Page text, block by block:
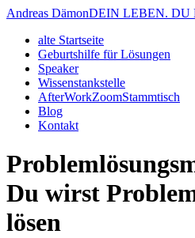
Andreas DämonDEIN LEBEN. DU
alte Startseite
Geburtshilfe für Lösungen
Speaker
Wissenstankstelle
AfterWorkZoomStammtisch
Blog
Kontakt
Du wirst
lösen